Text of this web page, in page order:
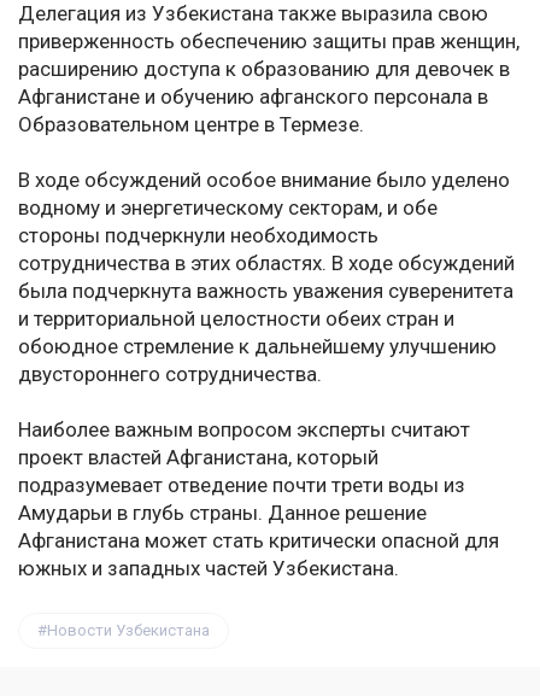
Делегация из Узбекистана также выразила свою
приверженность обеспечению защиты прав женщин,
расширению доступа к образованию для девочек в
Афганистане и обучению афганского персонала в
Образовательном центре в Термезе.
В ходе обсуждений особое внимание было уделено
водному и энергетическому секторам, и обе
стороны подчеркнули необходимость
сотрудничества в этих областях. В ходе обсуждений
была подчеркнута важность уважения суверенитета
и территориальной целостности обеих стран и
обоюдное стремление к дальнейшему улучшению
двустороннего сотрудничества.
Наиболее важным вопросом эксперты считают
проект властей Афганистана, который
подразумевает отведение почти трети воды из
Амударьи в глубь страны. Данное решение
Афганистана может стать критически опасной для
южных и западных частей Узбекистана.
Новости Узбекистана